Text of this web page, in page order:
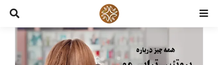
Skip